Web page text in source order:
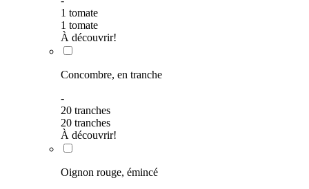
1 tomate
1 tomate
À découvrir!
Concombre, en tranche
-
20 tranches
20 tranches
À découvrir!
Oignon rouge, émincé